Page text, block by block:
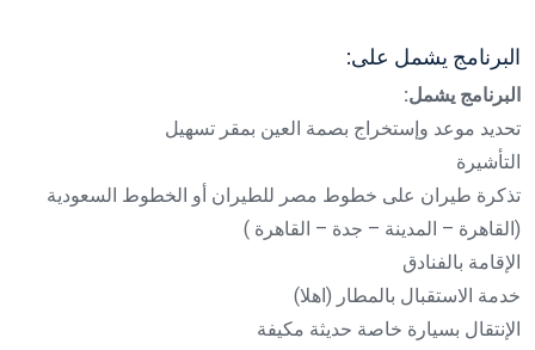
البرنامج يشمل على:
البرنامج يشمل:
تحديد موعد وإستخراج بصمة العين بمقر تسهيل
التأشيرة
تذكرة طيران على خطوط مصر للطيران أو الخطوط السعودية
(القاهرة – المدينة – جدة – القاهرة )
الإقامة بالفنادق
خدمة الاستقبال بالمطار (اهلا)
الإنتقال بسيارة خاصة حديثة مكيفة